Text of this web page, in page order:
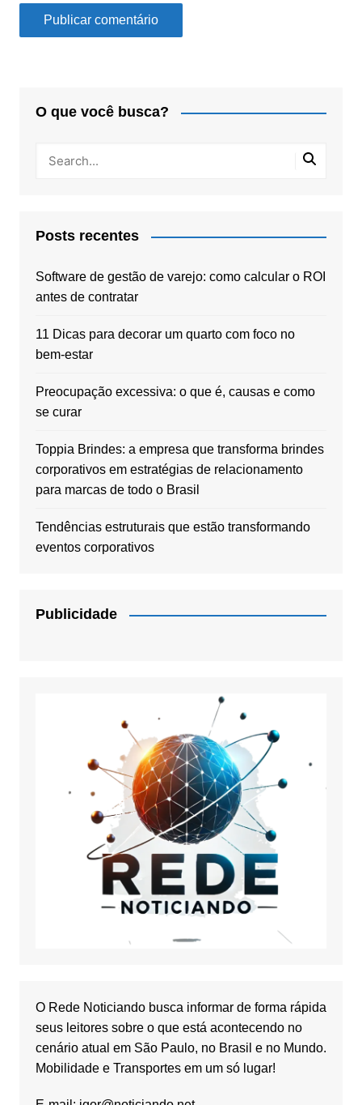
O que você busca?
Posts recentes
Software de gestão de varejo: como calcular o ROI
antes de contratar
11 Dicas para decorar um quarto com foco no
bem-estar
Preocupação excessiva: o que é, causas e como
se curar
Toppia Brindes: a empresa que transforma brindes
corporativos em estratégias de relacionamento
para marcas de todo o Brasil
Tendências estruturais que estão transformando
eventos corporativos
Publicidade
O Rede Noticiando busca informar de forma rápida
seus leitores sobre o que está acontecendo no
cenário atual em São Paulo, no Brasil e no Mundo.
Mobilidade e Transportes em um só lugar!